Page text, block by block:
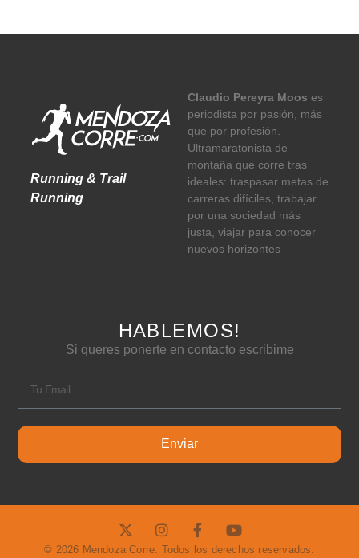
Running & Trail
Running
Claudio Pereyra Moos es
periodista por pasión, más
que por profesión.
Ultramaratonista de
montaña que corre tras
ideales: traspasar metas de
carreras difíciles, trabajar
por una sociedad más
justa, viajar para conocer
nuevos horizontes
HABLEMOS!
Si queres ponerte en contacto escribime
Enviar
© 2026 Mendoza Corre. Todos los derechos reservados.